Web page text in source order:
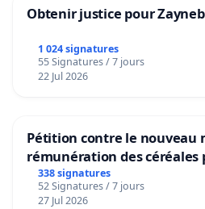
Obtenir justice pour
1 024 signatures
55 Signatures / 7 jours
22 Jul 2026
Pétition contre le nouveau
rémunération des céréales
granum basé sur la teneur
338 signatures
52 Signatures / 7 jours
27 Jul 2026